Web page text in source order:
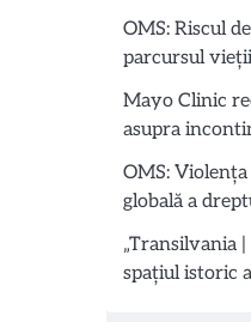
OMS: Riscul
parcursul vieții
Mayo Clinic
asupra
OMS:
globală a
„Transilvania
spațiul istoric